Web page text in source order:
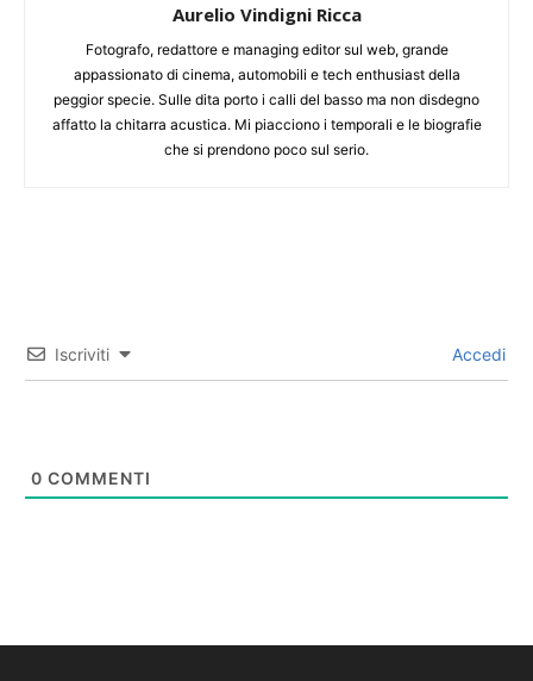
Aurelio Vindigni Ricca
Fotografo, redattore e managing editor sul web, grande
appassionato di cinema, automobili e tech enthusiast della
peggior specie. Sulle dita porto i calli del basso ma non disdegno
affatto la chitarra acustica. Mi piacciono i temporali e le biografie
che si prendono poco sul serio.
Iscriviti Accedi
0 COMMENTI